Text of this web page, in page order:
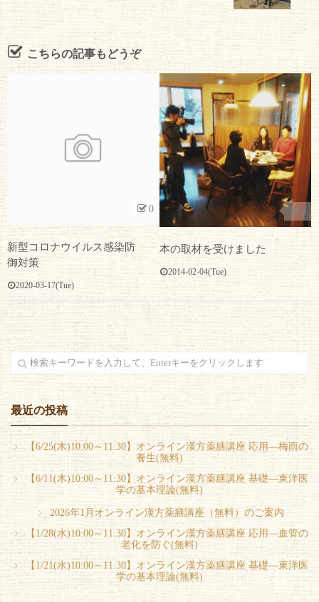
こちらの記事もどうぞ
0
新型コロナウイルス感染防
御対策
2020-03-17(Tue)
0
本の取材を受けました
2014-02-04(Tue)
最近の投稿
【6/25(木)10:00～11:30】オンライン漢方薬膳講座 応用―梅雨の
養生(無料)
【6/11(木)10:00～11:30】オンライン漢方薬膳講座 基礎―東洋医
学の基本理論(無料)
2026年1月オンライン漢方薬膳講座（無料）のご案内
【1/28(水)10:00～11:30】オンライン漢方薬膳講座 応用―血管の
老化を防ぐ(無料)
【1/21(水)10:00～11:30】オンライン漢方薬膳講座 基礎―東洋医
学の基本理論(無料)